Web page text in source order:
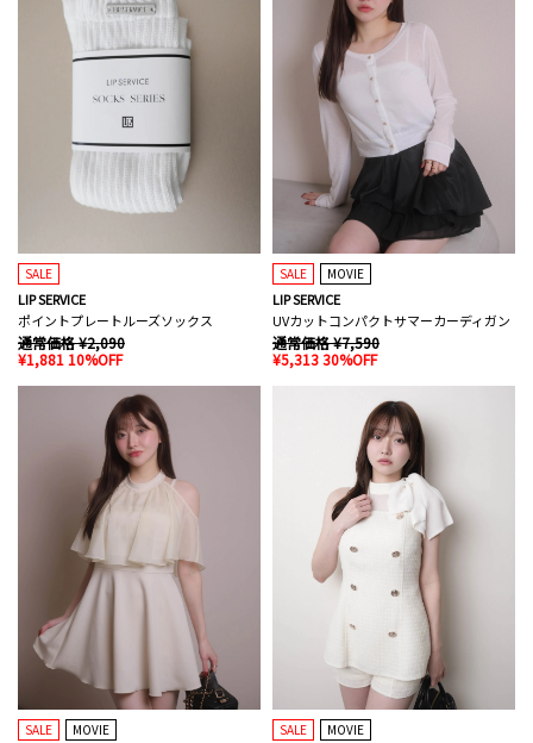
SALE
LIP SERVICE
ポイントプレートルーズソックス
通常価格 ¥2,090
¥1,881 10%OFF
SALE MOVIE
LIP SERVICE
UVカットコンパクトサマーカーディガン
通常価格 ¥7,590
¥5,313 30%OFF
SALE MOVIE SALE MOVIE